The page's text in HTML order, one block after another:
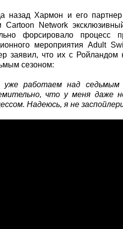
назад Хармон и его
Cartoon Network
форсировало процесс
мероприятия Adult
заявил, что их с Ройландом
сезоном:
работаем над седьмым
что у меня даже
Надеюсь, я не